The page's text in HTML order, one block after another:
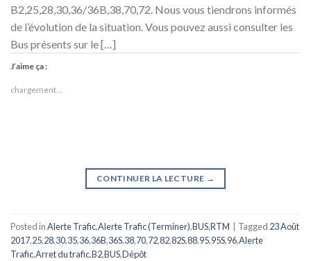
B2,25,28,30,36/36B,38,70,72. Nous vous tiendrons informés
de l’évolution de la situation. Vous pouvez aussi consulter les
Bus présents sur le […]
J’aime ça :
chargement…
CONTINUER LA LECTURE →
Posted inAlerte Trafic,Alerte Trafic (Terminer),BUS,RTM | Tagged 23 Août
2017,25,28,30,35,36,36B,36S,38,70,72,82,82S,88,95,95S,96,Alerte
Trafic,Arret du trafic,B2,BUS,Dépôt